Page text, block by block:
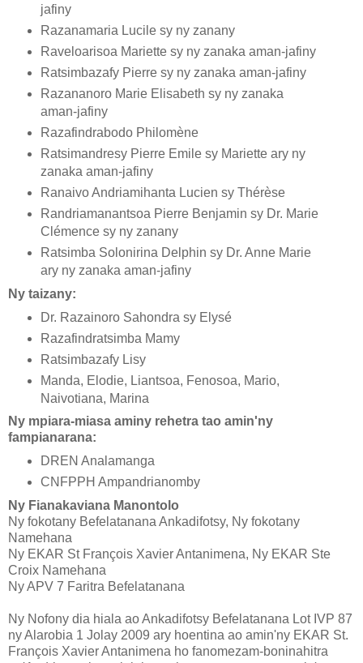
jafiny
Razanamaria Lucile sy ny zanany
Raveloarisoa Mariette sy ny zanaka aman-jafiny
Ratsimbazafy Pierre sy ny zanaka aman-jafiny
Razananoro Marie Elisabeth sy ny zanaka
aman-jafiny
Razafindrabodo Philomène
Ratsimandresy Pierre Emile sy Mariette ary ny
zanaka aman-jafiny
Ranaivo Andriamihanta Lucien sy Thérèse
Randriamanantsoa Pierre Benjamin sy Dr. Marie
Clémence sy ny zanany
Ratsimba Solonirina Delphin sy Dr. Anne Marie
ary ny zanaka aman-jafiny
Ny taizany:
Dr. Razainoro Sahondra sy Elysé
Razafindratsimba Mamy
Ratsimbazafy Lisy
Manda, Elodie, Liantsoa, Fenosoa, Mario,
Naivotiana, Marina
Ny mpiara-miasa aminy rehetra tao amin'ny
fampianarana:
DREN Analamanga
CNFPPH Ampandrianomby
Ny Fianakaviana Manontolo
Ny fokotany Befelatanana Ankadifotsy, Ny fokotany
Namehana
Ny EKAR St François Xavier Antanimena, Ny EKAR Ste
Croix Namehana
Ny APV 7 Faritra Befelatanana
Ny Nofony dia hiala ao Ankadifotsy Befelatanana Lot IVP 87
ny Alarobia 1 Jolay 2009 ary hoentina ao amin'ny EKAR St.
François Xavier Antanimena ho fanomezam-boninahitra